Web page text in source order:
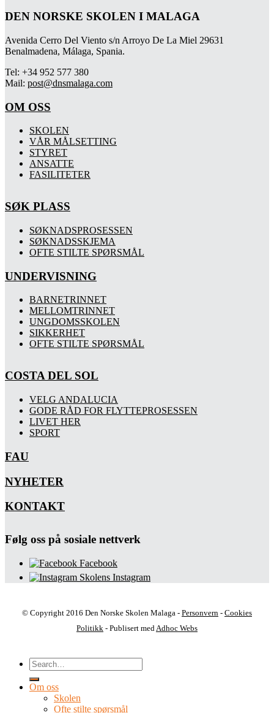
DEN NORSKE SKOLEN I MALAGA
Avenida Cerro Del Viento s/n Arroyo De La Miel 29631
Benalmadena, Málaga, Spania.
Tel: +34 952 577 380
Mail: post@dnsmalaga.com
OM OSS
SKOLEN
VÅR MÅLSETTING
STYRET
ANSATTE
FASILITETER
SØK PLASS
SØKNADSPROSESSEN
SØKNADSSKJEMA
OFTE STILTE SPØRSMÅL
UNDERVISNING
BARNETRINNET
MELLOMTRINNET
UNGDOMSSKOLEN
SIKKERHET
OFTE STILTE SPØRSMÅL
COSTA DEL SOL
VELG ANDALUCIA
GODE RÅD FOR FLYTTEPROSESSEN
LIVET HER
SPORT
FAU
NYHETER
KONTAKT
Følg oss på sosiale nettverk
Facebook
Skolens Instagram
© Copyright 2016 Den Norske Skolen Malaga - Personvern - Cookies
Politikk - Publisert medAdhoc Webs
Om oss
Skolen
Ofte stilte spørsmål